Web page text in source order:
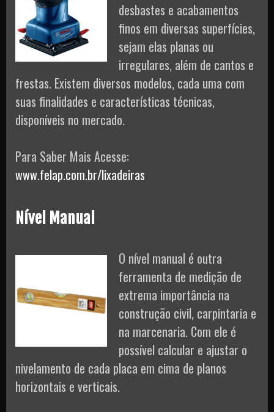
desbastes e acabamentos
finos em diversas superfícies,
sejam elas planas ou
irregulares, além de cantos e
frestas. Existem diversos modelos, cada uma com
suas finalidades e características técnicas,
disponíveis no mercado.
Para Saber Mais Acesse:
www.felap.com.br/lixadeiras
Nível Manual
O nível manual é outra
ferramenta de medição de
extrema importância na
construção civil, carpintaria e
na marcenaria. Com ele é
possível calcular e ajustar o
nivelamento de cada placa em cima de planos
horizontais e verticais.